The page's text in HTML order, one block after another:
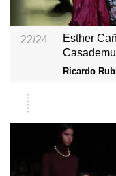
22/24
Esther
Ricardo